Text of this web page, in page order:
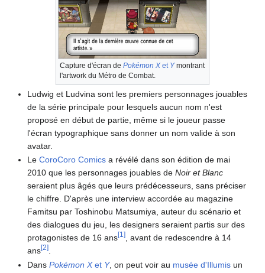
Capture d'écran de Pokémon X et Ymontrant
l'artwork du Métro de Combat.
Ludwig et Ludvina sont les premiers personnages jouables
de la série principale pour lesquels aucun nom n'est
proposé en début de partie, même si le joueur passe
l'écran typographique sans donner un nom valide à son
avatar.
LeCoroCoro Comics a révélé dans son édition de mai
2010 que les personnages jouables deNoir et Blanc
seraient plus âgés que leurs prédécesseurs, sans préciser
le chiffre. D'après une interview accordée au magazine
Famitsu par Toshinobu Matsumiya, auteur du scénario et
des dialogues du jeu, les designers seraient partis sur des
protagonistes de 16 ans[1], avant de redescendre à 14
ans[2].
DansPokémon Xet Y, on peut voir au musée d'Illumis un